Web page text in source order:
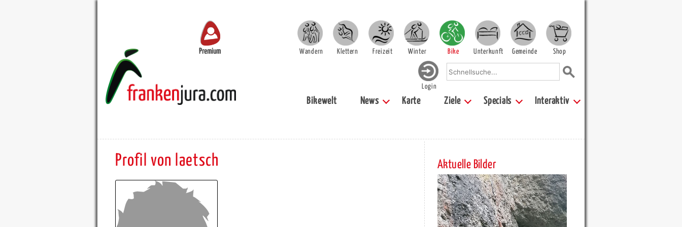
Premium Wandern Klettern Freizeit Winter Bike Unterkunft Gemeinde Shop
Login
Bikewelt News Karte Ziele Specials Interaktiv
Profil von laetsch Aktuelle Bilder